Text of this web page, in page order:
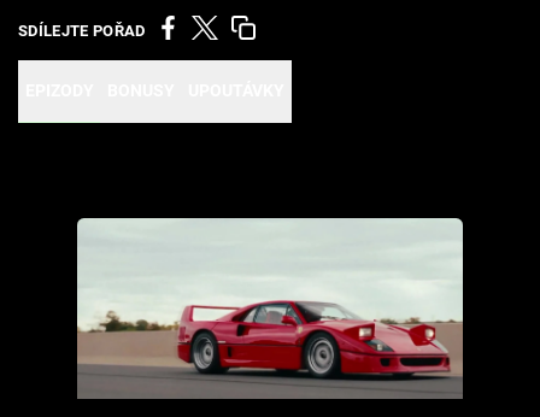
Seriály
Sledujte prima+
Přihlášení
SDÍLEJTE POŘAD